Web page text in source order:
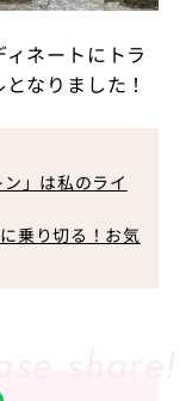
ネートにトラ
なりました！
」は私のライ
乗り切る！お気